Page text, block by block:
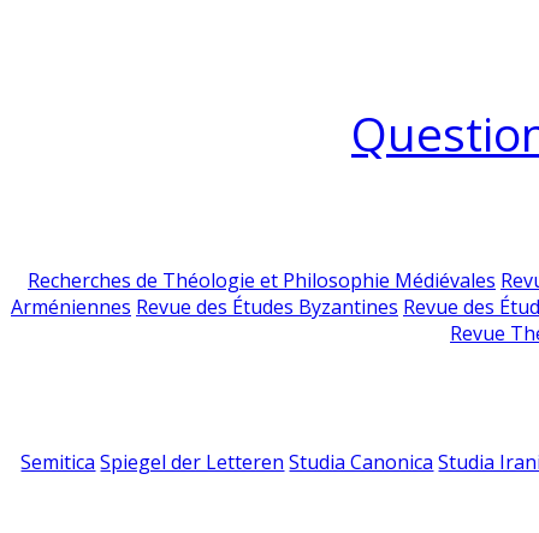
Recherches de Théologie et Philosophie Médiévales
Arméniennes Revue des Études Byzantines Revue des
Revue
Semitica Spiegel der Letteren Studia Canonica Studia